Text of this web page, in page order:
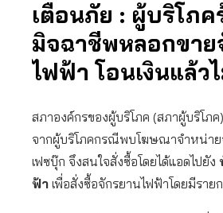
เตือนภัย : ผู้บริโภค
มิจฉาชีพหลอกขาย
ไฟฟ้า โอนเงินแล้ว
สภาองค์กรของผู้บริโภค (สภาผู้บริโภค)
จากผู้บริโภคกรณีพบโฆษณาจำหน่าย
เฟซบุ๊ก จึงสนใจสั่งซื้อโดยได้แอดไปยัง
ฟ้า เพื่อสั่งซื้อจักรยานไฟฟ้าโดยมีราย